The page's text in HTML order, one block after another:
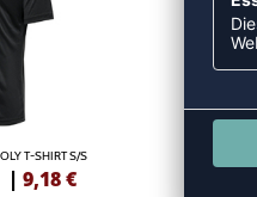
T-SHIRT S/S
|9,18€